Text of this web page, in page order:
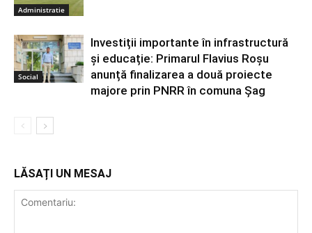
Administratie
Social
Investiții importante în infrastructură
și educație: Primarul Flavius Roșu
anunță finalizarea a două proiecte
majore prin PNRR în comuna Șag
LĂSAȚI UN MESAJ